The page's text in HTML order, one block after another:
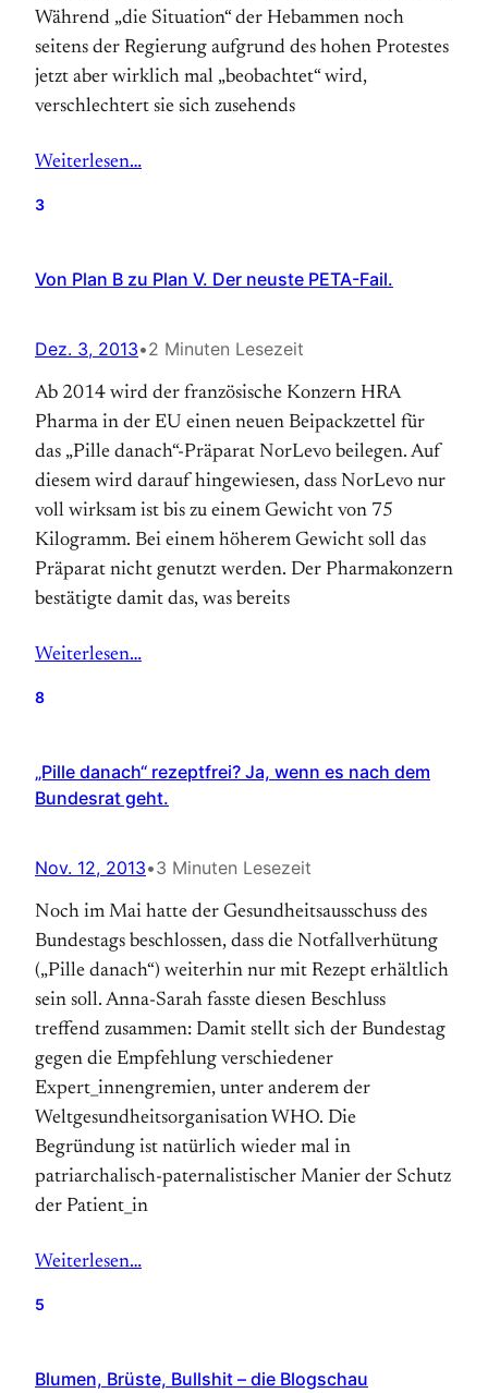
Während „die Situation“ der Hebammen noch
seitens der Regierung aufgrund des hohen Protestes
jetzt aber wirklich mal „beobachtet“ wird,
verschlechtert sie sich zusehends
Weiterlesen…
3
Von Plan B zu Plan V. Der neuste PETA-Fail.
Dez. 3, 2013•2 Minuten Lesezeit
Ab 2014 wird der französische Konzern HRA
Pharma in der EU einen neuen Beipackzettel für
das „Pille danach“-Präparat NorLevo beilegen. Auf
diesem wird darauf hingewiesen, dass NorLevo nur
voll wirksam ist bis zu einem Gewicht von 75
Kilogramm. Bei einem höherem Gewicht soll das
Präparat nicht genutzt werden. Der Pharmakonzern
bestätigte damit das, was bereits
Weiterlesen…
8
„Pille danach“ rezeptfrei? Ja, wenn es nach dem
Bundesrat geht.
Nov. 12, 2013•3 Minuten Lesezeit
Noch im Mai hatte der Gesundheitsausschuss des
Bundestags beschlossen, dass die Notfallverhütung
(„Pille danach“) weiterhin nur mit Rezept erhältlich
sein soll. Anna-Sarah fasste diesen Beschluss
treffend zusammen: Damit stellt sich der Bundestag
gegen die Empfehlung verschiedener
Expert_innengremien, unter anderem der
Weltgesundheitsorganisation WHO. Die
Begründung ist natürlich wieder mal in
patriarchalisch-paternalistischer Manier der Schutz
der Patient_in
Weiterlesen…
5
Blumen, Brüste, Bullshit – die Blogschau